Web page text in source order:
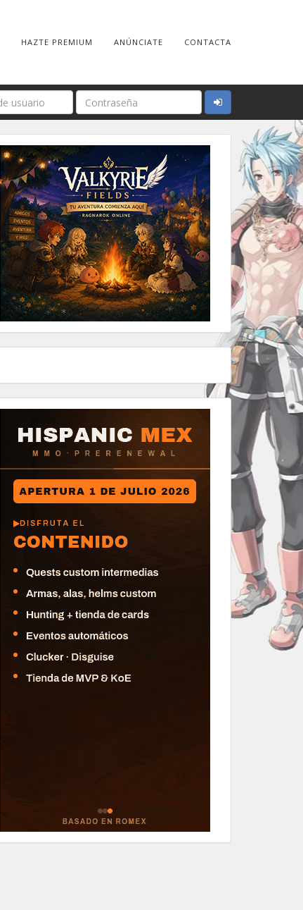
HAZTE PREMIUM ANÚNCIATE CONTACTA